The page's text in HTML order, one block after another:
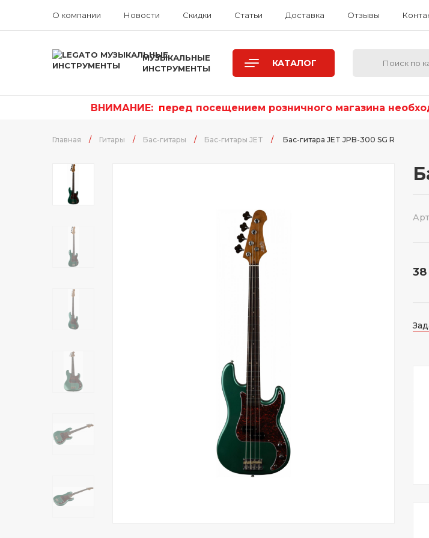
О компании Новости Скидки Статьи Доставка Отзывы
МУЗЫКАЛЬНЫЕ
ИНСТРУМЕНТЫ
КАТАЛОГ
ВНИМАНИЕ: перед посещением розничного магазина
Главная / Гитары / Бас-гитары / Бас-гитары JET / Бас-гитара JET JPB-300 SG R